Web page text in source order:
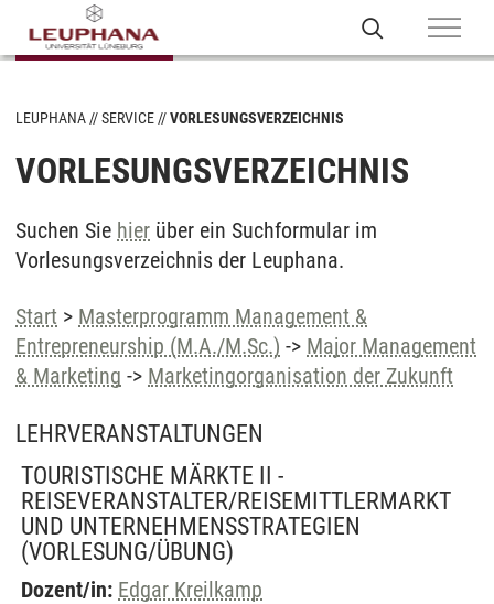
LEUPHANA SERVICE VORLESUNGSVERZEICHNIS
VORLESUNGSVERZEICHNIS
Suchen Sie hier über ein Suchformular im
Vorlesungsverzeichnis der Leuphana.
Start > Masterprogramm Management &
Entrepreneurship (M.A./M.Sc.) -> Major Management
& Marketing -> Marketingorganisation der Zukunft
LEHRVERANSTALTUNGEN
TOURISTISCHE MÄRKTE II -
REISEVERANSTALTER/REISEMITTLERMARKT
UND UNTERNEHMENSSTRATEGIEN
(VORLESUNG/ÜBUNG)
Dozent/in: Edgar Kreilkamp